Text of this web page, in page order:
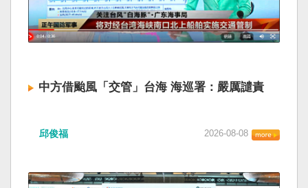
中方借颱風「交管」台海 海巡署：嚴厲譴責
邱俊福 2026-08-08